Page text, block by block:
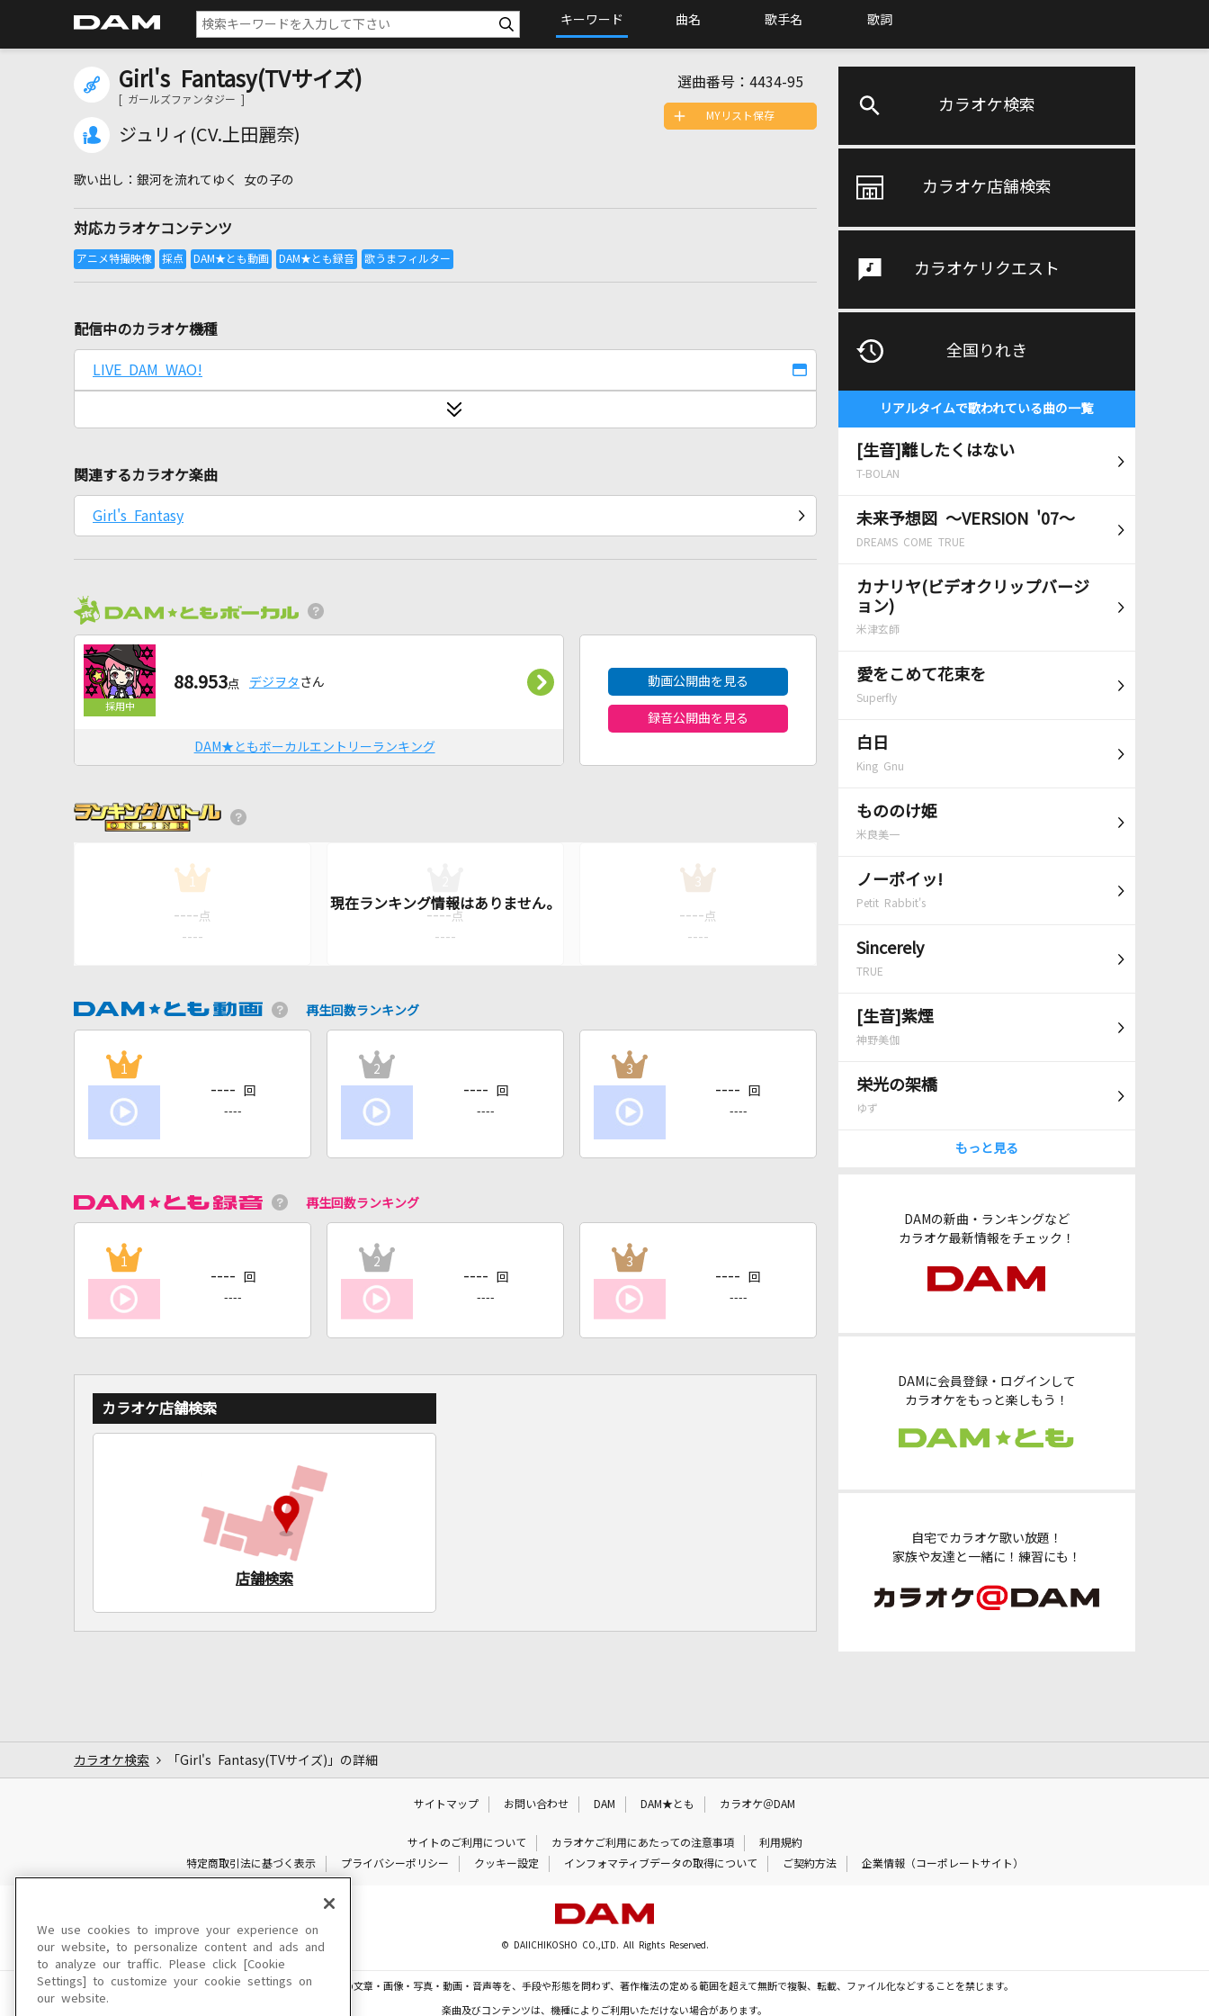
キーワード 曲名 歌手名 歌詞
カラオケ検索
カラオケ店舗検索
カラオケリクエスト
全国りれき
リアルタイムで歌われている曲の一覧
[生音]離したくはない
T-BOLAN
未来予想図 ～VERSION '07～
DREAMS COME TRUE
カナリヤ(ビデオクリップバージ
ョン)
米津玄師
愛をこめて花束を
Superfly
白日
King Gnu
もののけ姫
米良美一
ノーポイッ!
Petit Rabbit's
Sincerely
TRUE
[生音]紫煙
神野美伽
栄光の架橋
ゆず
もっと見る
DAMの新曲・ランキングなど
カラオケ最新情報をチェック！
DAMに会員登録・ログインして
カラオケをもっと楽しもう！
自宅でカラオケ歌い放題！
家族や友達と一緒に！練習にも！
Girl's Fantasy(TVサイズ)
[ ガールズファンタジー ]
ジュリィ(CV.上田麗奈)
選曲番号： 4434-95
銀河を流れてゆく 女の子の
対応カラオケコンテンツ
MYリスト保存
配信中のカラオケ機種
LIVE DAM WAO!
関連するカラオケ楽曲
Girl's Fantasy
88.953点 デジヲタ さん
DAM★ともボーカルエントリーランキング
動画公開曲を見る
録音公開曲を見る
1
---- 点
----
---- 点
----
3
---- 点
----
再生回数ランキング
1
---- 回
----
2
---- 回
----
3
---- 回
----
再生回数ランキング
1
---- 回
----
2
---- 回
----
3
---- 回
----
カラオケ店舗検索
店舗検索
カラオケ検索 「Girl's Fantasy(TVサイズ)」の詳細
サイトマップ お問い合わせ DAM DAM★とも カラオケ＠DAM
サイトのご利用について カラオケご利用にあたっての注意事項
利用規約
特定商取引法に基づく表示
プライバシーポリシー クッキー設定 インフォマティブデータの取得について ご契約方法 企業情報（コーポレートサイト）
© DAIICHIKOSHO CO.,LTD. All Rights Reserved.
このサイトに掲載されている一切の文章・画像・写真・動画・音声等を、手段や形態を問わず、著作権法の定める範囲を超えて無断で複製、転載、ファイル化などすることを禁じます。
楽曲及びコンテンツは、機種によりご利用いただけない場合があります。
We use cookies to improve your experience on
our website, to personalize content and ads and
to analyze our traffic. Please click [Cookie
Settings] to customize your cookie settings on
our website.